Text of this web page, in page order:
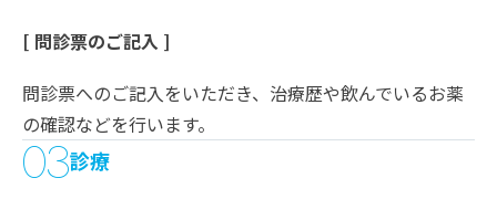
[ 問診票のご記入 ]
問診票へのご記入をいただき、治療歴や飲んでいるお薬
の確認などを行います。
03診療